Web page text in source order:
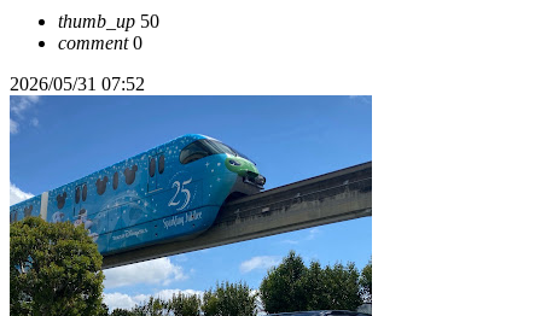
thumb_up 50
comment0
2026/05/31 07:52